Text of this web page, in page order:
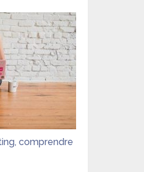
comprendre